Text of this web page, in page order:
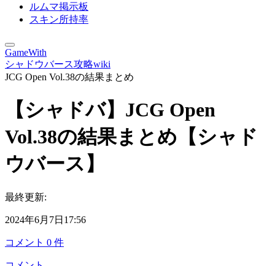
ルムマ掲示板
スキン所持率
GameWith
シャドウバース攻略wiki
JCG Open Vol.38の結果まとめ
【シャドバ】JCG Open
Vol.38の結果まとめ【シャド
ウバース】
最終更新:
2024年6月7日17:56
コメント 0 件